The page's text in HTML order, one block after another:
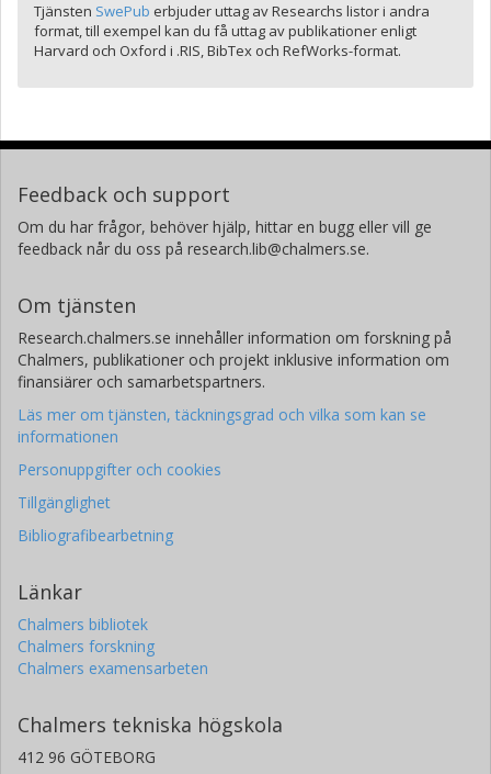
Tjänsten SwePub erbjuder uttag av Researchs listor i andra
format, till exempel kan du få uttag av publikationer enligt
Harvard och Oxford i .RIS, BibTex och RefWorks-format.
Feedback och support
Om du har frågor, behöver hjälp, hittar en bugg eller vill ge
feedback når du oss på research.lib@chalmers.se.
Om tjänsten
Research.chalmers.se innehåller information om forskning på
Chalmers, publikationer och projekt inklusive information om
finansiärer och samarbetspartners.
Läs mer om tjänsten, täckningsgrad och vilka som kan se
informationen
Personuppgifter och cookies
Tillgänglighet
Bibliografibearbetning
Länkar
Chalmers bibliotek
Chalmers forskning
Chalmers examensarbeten
Chalmers tekniska högskola
412 96 GÖTEBORG